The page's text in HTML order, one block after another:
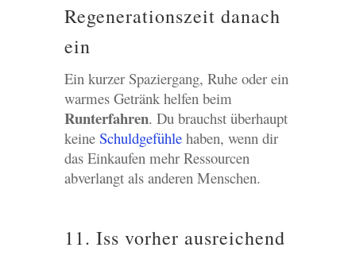
Regenerationszeit danach
ein
Ein kurzer Spaziergang, Ruhe oder ein
warmes Getränk helfen beim
Runterfahren. Du brauchst überhaupt
keine Schuldgefühlehaben, wenn dir
das Einkaufen mehr Ressourcen
abverlangt als anderen Menschen.
11. Iss vorher ausreichend